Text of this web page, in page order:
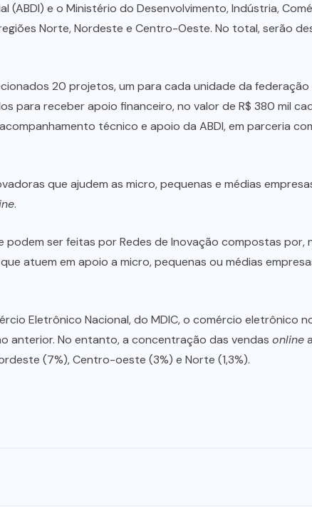
(ABDI) e o Ministério do Desenvolvimento, Indústria,
Norte, Nordeste e Centro-Oeste. No total, serão
20 projetos, um para cada unidade da
para receber apoio financeiro, no valor de R$ 380 mil
técnico e apoio da ABDI, em parceria
que ajudem as micro, pequenas e médias
.
ser feitas por Redes de Inovação compostas por,
atuem em apoio a micro, pequenas ou médias
Eletrônico Nacional, do MDIC, o comércio eletrônico no
anterior. No entanto, a concentração das vendas online
(7%), Centro-oeste (3%) e Norte (1,3%).